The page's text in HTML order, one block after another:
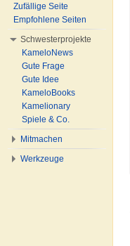
Zufällige Seite
Empfohlene Seiten
Schwesterprojekte
KameloNews
Gute Frage
Gute Idee
KameloBooks
Kamelionary
Spiele & Co.
Mitmachen
Werkzeuge